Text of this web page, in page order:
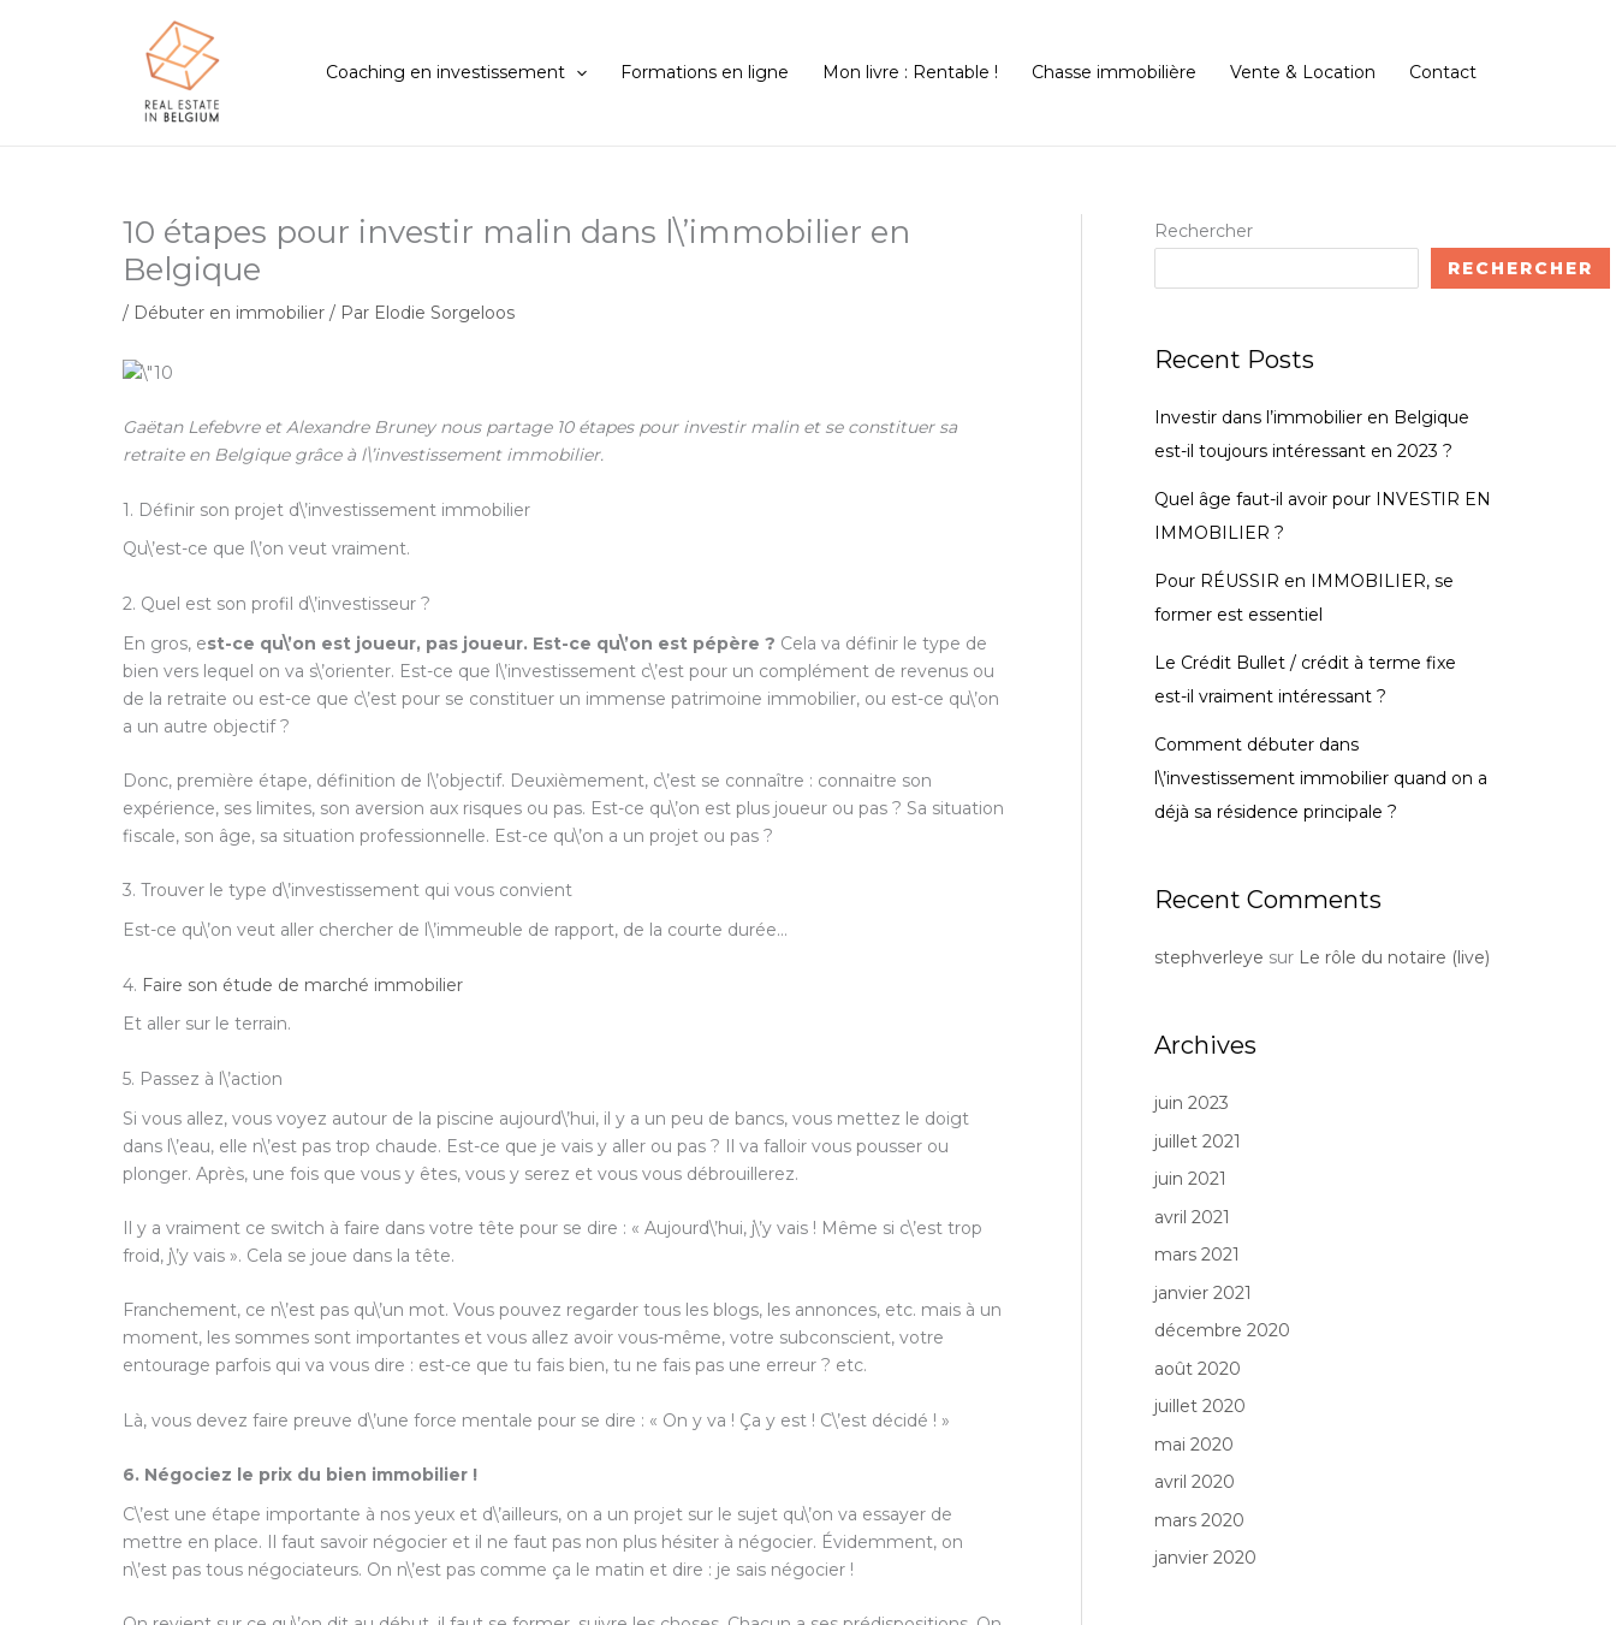
Coaching en investissement Formations en ligne Mon livre : Rentable ! Chasse immobilière Vente & Location Contact
10 étapes pour investir malin dans l\’immobilier en
Belgique
/ Débuter en immobilier / Par Elodie Sorgeloos
Gaëtan Lefebvre et Alexandre Bruney nous partage 10 étapes pour investir malin et se constituer sa
retraite en Belgique grâce à l\’investissement immobilier.
1. Définir son projet d\’investissement immobilier
Qu\’est-ce que l\’on veut vraiment.
2. Quel est son profil d\’investisseur ?
En gros, est-ce qu\’on est joueur, pas joueur. Est-ce qu\’on est pépère ? Cela va définir le type de
bien vers lequel on va s\’orienter. Est-ce que l\’investissement c\’est pour un complément de revenus ou
de la retraite ou est-ce que c\’est pour se constituer un immense patrimoine immobilier, ou est-ce qu\’on
a un autre objectif ?
Donc, première étape, définition de l\’objectif. Deuxièmement, c\’est se connaître : connaitre son
expérience, ses limites, son aversion aux risques ou pas. Est-ce qu\’on est plus joueur ou pas ? Sa situation
fiscale, son âge, sa situation professionnelle. Est-ce qu\’on a un projet ou pas ?
3. Trouver le type d\’investissement qui vous convient
Est-ce qu\’on veut aller chercher de l\’immeuble de rapport, de la courte durée…
4. Faire son étude de marché immobilier
Et aller sur le terrain.
5. Passez à l\’action
Si vous allez, vous voyez autour de la piscine aujourd\’hui, il y a un peu de bancs, vous mettez le doigt
dans l\’eau, elle n\’est pas trop chaude. Est-ce que je vais y aller ou pas ? Il va falloir vous pousser ou
plonger. Après, une fois que vous y êtes, vous y serez et vous vous débrouillerez.
Il y a vraiment ce switch à faire dans votre tête pour se dire : « Aujourd\’hui, j\’y vais ! Même si c\’est trop
froid, j\’y vais ». Cela se joue dans la tête.
Franchement, ce n\’est pas qu\’un mot. Vous pouvez regarder tous les blogs, les annonces, etc. mais à un
moment, les sommes sont importantes et vous allez avoir vous-même, votre subconscient, votre
entourage parfois qui va vous dire : est-ce que tu fais bien, tu ne fais pas une erreur ? etc.
Là, vous devez faire preuve d\’une force mentale pour se dire : « On y va ! Ça y est ! C\’est décidé ! »
6. Négociez le prix du bien immobilier !
C\’est une étape importante à nos yeux et d\’ailleurs, on a un projet sur le sujet qu\’on va essayer de
mettre en place. Il faut savoir négocier et il ne faut pas non plus hésiter à négocier. Évidemment, on
n\’est pas tous négociateurs. On n\’est pas comme ça le matin et dire : je sais négocier !
Rechercher
RECHERCHER
Recent Posts
Investir dans l’immobilier en Belgique
est-il toujours intéressant en 2023 ?
Quel âge faut-il avoir pour INVESTIR EN
IMMOBILIER ?
Pour RÉUSSIR en IMMOBILIER, se
former est essentiel
Le Crédit Bullet / crédit à terme fixe
est-il vraiment intéressant ?
Comment débuter dans
l\’investissement immobilier quand on a
déjà sa résidence principale ?
Recent Comments
stephverleye sur Le rôle du notaire (live)
Archives
juin 2023
juillet 2021
juin 2021
avril 2021
mars 2021
janvier 2021
décembre 2020
août 2020
juillet 2020
mai 2020
avril 2020
mars 2020
janvier 2020